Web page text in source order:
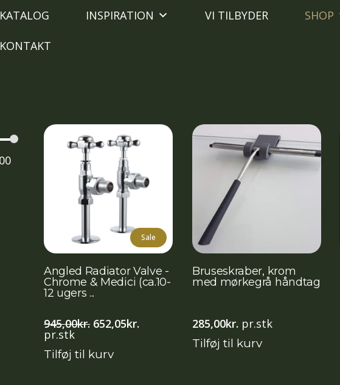
KATALOG INSPIRATION VI TILBYDER SHOP
KONTAKT
Sale
Angled Radiator Valve -
Chrome & Medici (ca.10-
12 ugers ...
945,00kr. Den
oprindelige
var:
652,05kr.
pr.stk
Tilføj til kurv
Bruseskraber, krom
med mørkegrå håndtag
285,00kr. pr.stk
Tilføj til kurv